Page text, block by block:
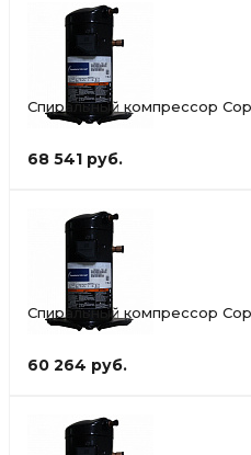
Спиральный компрессор
68 541 руб.
Спиральный компрессор
60 264 руб.